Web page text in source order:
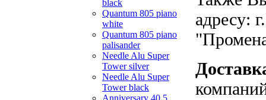
black
Quantum 805 piano
white
Quantum 805 piano
palisander
Needle Alu Super
Tower silver
Needle Alu Super
Tower black
Anniversary 40.5
адресу: